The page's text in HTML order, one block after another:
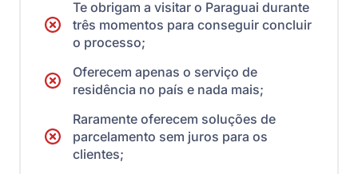
Te obrigam a visitar o Paraguai durante
três momentos para conseguir concluir
o processo;
Oferecem apenas o serviço de
residência no país e nada mais;
Raramente oferecem soluções de
parcelamento sem juros para os
clientes;